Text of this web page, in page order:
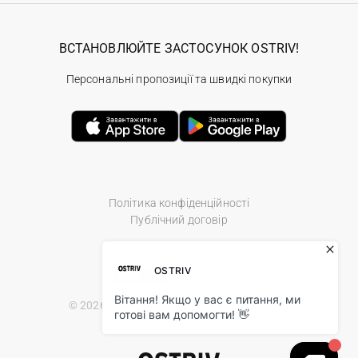
Політика конфіденційності
Публічний договір
© 2026 Ostriv.ua Store. All Rights Reserved.
ВСТАНОВЛЮЙТЕ ЗАСТОСУНОК OSTRIV!
Персональні пропозиції та швидкі покупки